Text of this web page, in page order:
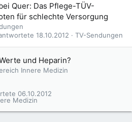
Quer: Das Pflege-TÜV-
für schlechte Versorgung
TV-Sendungen
18.10.2012
und Heparin?
Innere Medizin
Medizin
06.10.2012